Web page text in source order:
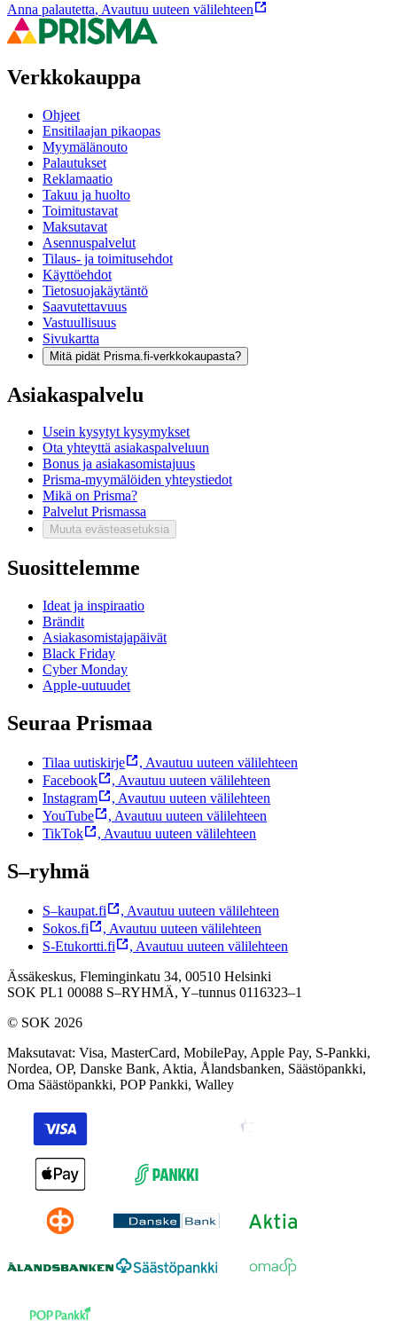
Anna palautetta, Avautuu uuteen välilehteen
Verkkokauppa
Ohjeet
Ensitilaajan pikaopas
Myymälänouto
Palautukset
Reklamaatio
Takuu ja huolto
Toimitustavat
Maksutavat
Asennuspalvelut
Tilaus- ja toimitusehdot
Käyttöehdot
Tietosuojakäytäntö
Saavutettavuus
Vastuullisuus
Sivukartta
Mitä pidät Prisma.fi-verkkokaupasta?
Asiakaspalvelu
Usein kysytyt kysymykset
Ota yhteyttä asiakaspalveluun
Bonus ja asiakasomistajuus
Prisma-myymälöiden yhteystiedot
Mikä on Prisma?
Palvelut Prismassa
Muuta evästeasetuksia
Suosittelemme
Ideat ja inspiraatio
Brändit
Asiakasomistajapäivät
Black Friday
Cyber Monday
Apple-uutuudet
Seuraa Prismaa
Tilaa uutiskirje , Avautuu uuteen välilehteen
Facebook
, Avautuu uuteen välilehteen
Instagram
, Avautuu uuteen välilehteen
YouTube
, Avautuu uuteen välilehteen
TikTok
, Avautuu uuteen välilehteen
S–ryhmä
S–kaupat.fi , Avautuu uuteen välilehteen
Sokos.fi
, Avautuu uuteen välilehteen
S-Etukortti.fi
, Avautuu uuteen välilehteen
Ässäkeskus, Fleminginkatu 34, 00510 Helsinki
SOK PL1 00088 S–RYHMÄ, Y–tunnus 0116323–1
© SOK 2026
Maksutavat: Visa, MasterCard, MobilePay, Apple Pay, S-Pankki,
Nordea, OP, Danske Bank, Aktia, Ålandsbanken, Säästöpankki,
Oma Säästöpankki, POP Pankki, Walley